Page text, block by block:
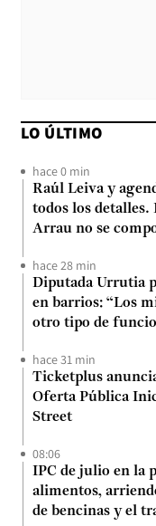
LO ÚLTIMO
hace 0 min
Raúl Leiva y
todos los detalles.
Arrau no se
hace 28 min
Diputada Urrutia
en barrios: “Los
otro tipo de
hace 31 min
Ticketplus
Oferta Pública
Street
08:06
IPC de julio en la
alimentos,
de bencinas y el